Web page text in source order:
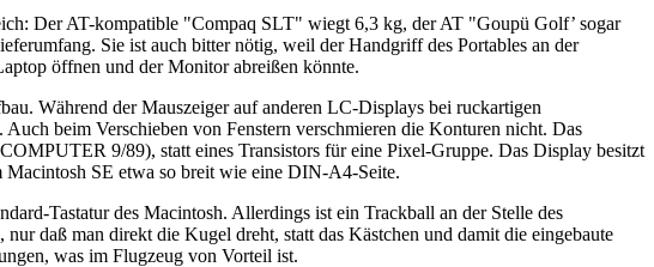
Der AT-kompatible "Compaq SLT" wiegt 6,3 kg, der AT "Goupü Golf’ sogar
Sie ist auch bitter nötig, weil der Handgriff des Portables an der
öffnen und der Monitor abreißen könnte.
Während der Mauszeiger auf anderen LC-Displays bei ruckartigen
beim Verschieben von Fenstern verschmieren die Konturen nicht. Das
9/89), statt eines Transistors für eine Pixel-Gruppe. Das Display besitzt
SE etwa so breit wie eine DIN-A4-Seite.
Tastatur des Macintosh. Allerdings ist ein Trackball an der Stelle des
daß man direkt die Kugel dreht, statt das Kästchen und damit die eingebaute
was im Flugzeug von Vorteil ist.